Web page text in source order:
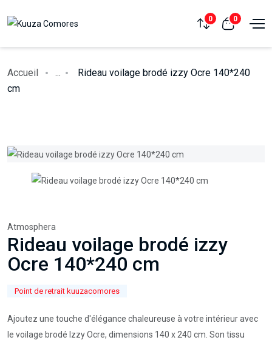
0 0
Accueil ...
Rideau voilage brodé izzy Ocre 140*240
cm
Atmosphera
Rideau voilage brodé izzy
Ocre 140*240 cm
Point de retrait kuuzacomores
Ajoutez une touche d'élégance chaleureuse à votre intérieur avec
le voilage brodé Izzy Ocre, dimensions 140 x 240 cm. Son tissu